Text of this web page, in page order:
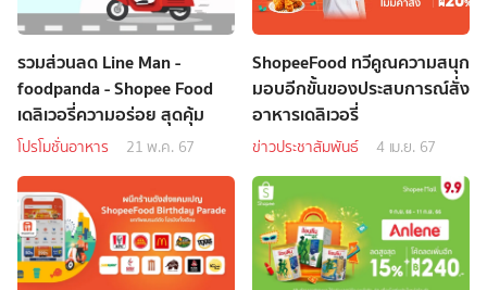
รวมส่วนลด Line Man -
foodpanda - Shopee Food
เดลิเวอรี่ความอร่อย สุดคุ้ม
โปรโมชั่นอาหาร 21 พ.ค. 67
ShopeeFood ทวีคูณความสนุก
มอบอีกขั้นของประสบการณ์สั่ง
อาหารเดลิเวอรี่
ข่าวประชาสัมพันธ์ 4 เม.ย. 67